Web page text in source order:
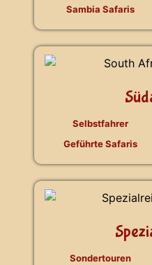
Sambia Safaris
Selbstfahrer
Geführte Safaris
Sondertouren